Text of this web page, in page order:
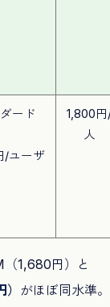
ード
/ユーザ
1,800
人
1,680円）と
がほぼ同水準